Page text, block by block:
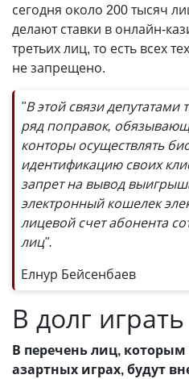
сегодня около 200 тысяч
делают ставки в онлайн-
третьих лиц, то есть всех
не запрещено.
"В этой связи депутатами
ряд поправок,
конторы осуществлять
идентификацию своих
запрет на вывод
электронный кошелек
лицевой счет абонента
лиц".
Елнур Бейсенбаев
В долг
В перечень лиц, которым
азартных играх, будут